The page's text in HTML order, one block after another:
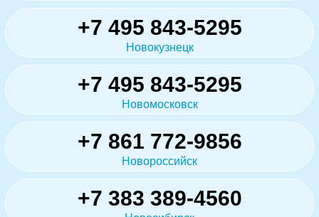
+7 495 843-5295
Новокузнецк
+7 495 843-5295
Новомосковск
+7 861 772-9856
Новороссийск
+7 383 389-4560